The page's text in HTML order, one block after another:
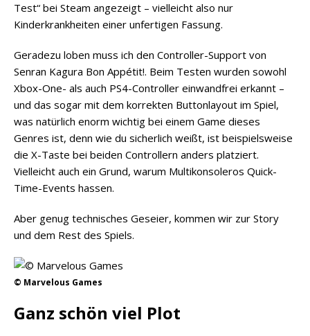
Test“ bei Steam angezeigt – vielleicht also nur
Kinderkrankheiten einer unfertigen Fassung.
Geradezu loben muss ich den Controller-Support von
Senran Kagura Bon Appétit!. Beim Testen wurden sowohl
Xbox-One- als auch PS4-Controller einwandfrei erkannt –
und das sogar mit dem korrekten Buttonlayout im Spiel,
was natürlich enorm wichtig bei einem Game dieses
Genres ist, denn wie du sicherlich weißt, ist beispielsweise
die X-Taste bei beiden Controllern anders platziert.
Vielleicht auch ein Grund, warum Multikonsoleros Quick-
Time-Events hassen.
Aber genug technisches Geseier, kommen wir zur Story
und dem Rest des Spiels.
© Marvelous Games
Ganz schön viel Plot